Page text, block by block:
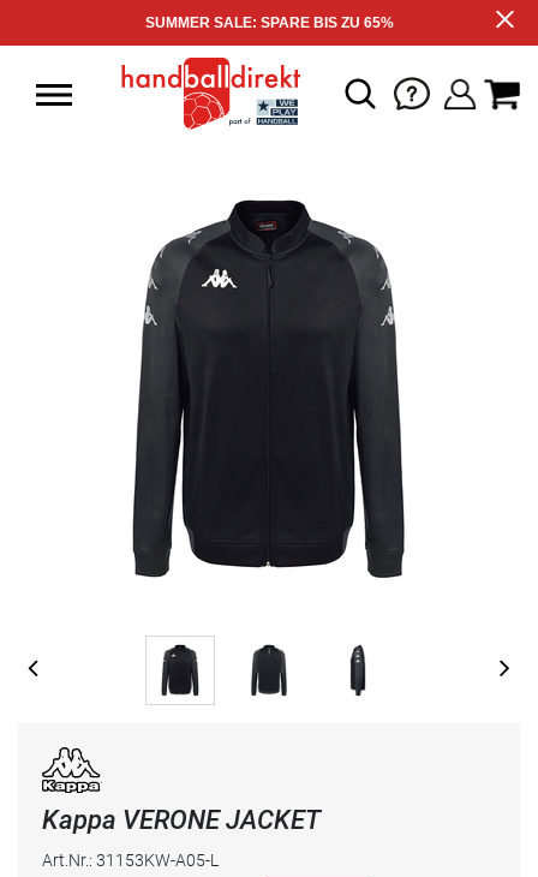
SUMMER SALE: SPARE BIS ZU 65%
Kappa VERONE JACKET
Art.Nr.: 31153KW-A05-L